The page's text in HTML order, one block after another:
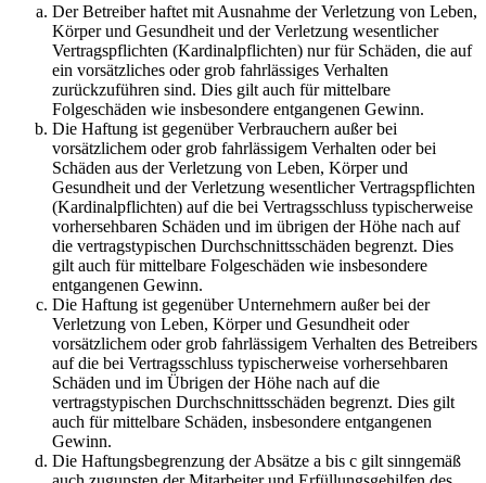
Der Betreiber haftet mit Ausnahme der Verletzung von Leben,
Körper und Gesundheit und der Verletzung wesentlicher
Vertragspflichten (Kardinalpflichten) nur für Schäden, die auf
ein vorsätzliches oder grob fahrlässiges Verhalten
zurückzuführen sind. Dies gilt auch für mittelbare
Folgeschäden wie insbesondere entgangenen Gewinn.
Die Haftung ist gegenüber Verbrauchern außer bei
vorsätzlichem oder grob fahrlässigem Verhalten oder bei
Schäden aus der Verletzung von Leben, Körper und
Gesundheit und der Verletzung wesentlicher Vertragspflichten
(Kardinalpflichten) auf die bei Vertragsschluss typischerweise
vorhersehbaren Schäden und im übrigen der Höhe nach auf
die vertragstypischen Durchschnittsschäden begrenzt. Dies
gilt auch für mittelbare Folgeschäden wie insbesondere
entgangenen Gewinn.
Die Haftung ist gegenüber Unternehmern außer bei der
Verletzung von Leben, Körper und Gesundheit oder
vorsätzlichem oder grob fahrlässigem Verhalten des Betreibers
auf die bei Vertragsschluss typischerweise vorhersehbaren
Schäden und im Übrigen der Höhe nach auf die
vertragstypischen Durchschnittsschäden begrenzt. Dies gilt
auch für mittelbare Schäden, insbesondere entgangenen
Gewinn.
Die Haftungsbegrenzung der Absätze a bis c gilt sinngemäß